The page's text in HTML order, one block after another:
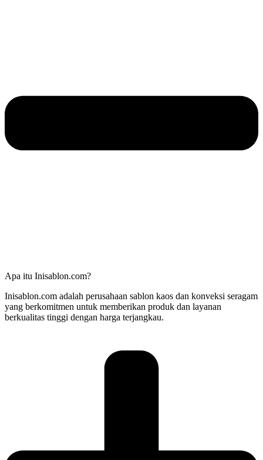
Apa itu Inisablon.com?
Inisablon.com adalah perusahaan sablon kaos dan konveksi seragam
yang berkomitmen untuk memberikan produk dan layanan
berkualitas tinggi dengan harga terjangkau.